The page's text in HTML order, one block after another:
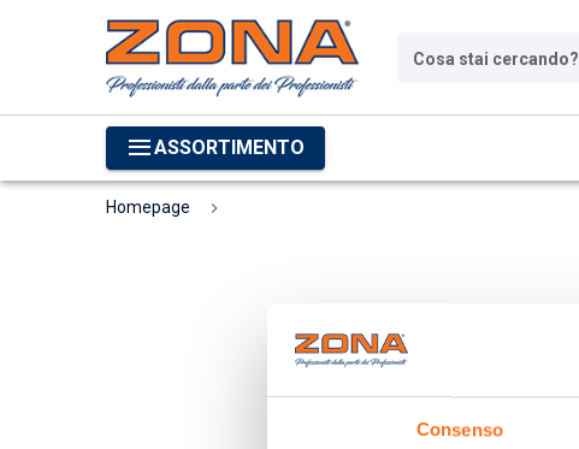
Consenso
Cosa stai cercando?
ASSORTIMENTO
Homepage